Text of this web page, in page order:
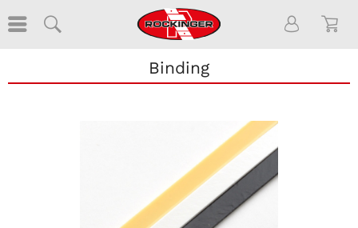
Binding